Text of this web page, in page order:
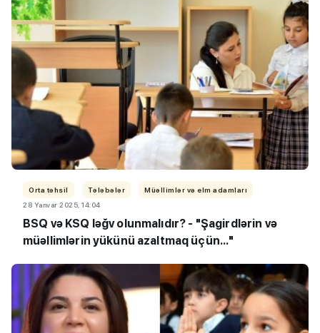
Orta təhsil Tələbələr
Müəllimlər və elm adamları
28 Yanvar 2025, 14:04
BSQ və KSQ ləğv olunmalıdır? - "Şagirdlərin və
müəllimlərin yükünü azaltmaq üçün..."